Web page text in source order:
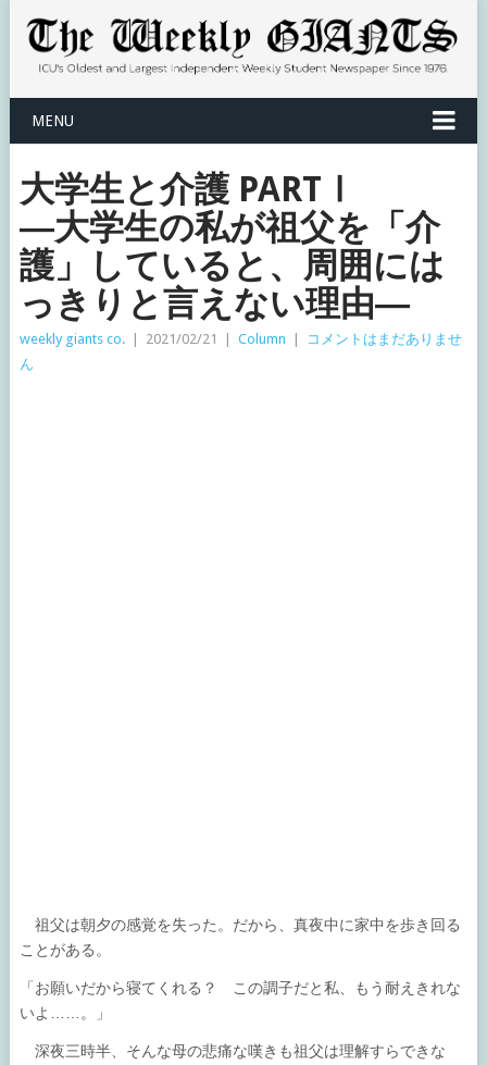
MENU
大学生と介護 PARTⅠ
―大学生の私が祖父を「介
護」していると、周囲には
っきりと言えない理由―
weekly giants co. 2021/02/21 Column
コメントはまだありませ
ん
祖父は朝夕の感覚を失った。だから、真夜中に家中を歩き回る
ことがある。
「お願いだから寝てくれる？ この調子だと私、もう耐えきれな
いよ……。」
深夜三時半、そんな母の悲痛な嘆きも祖父は理解すらできな